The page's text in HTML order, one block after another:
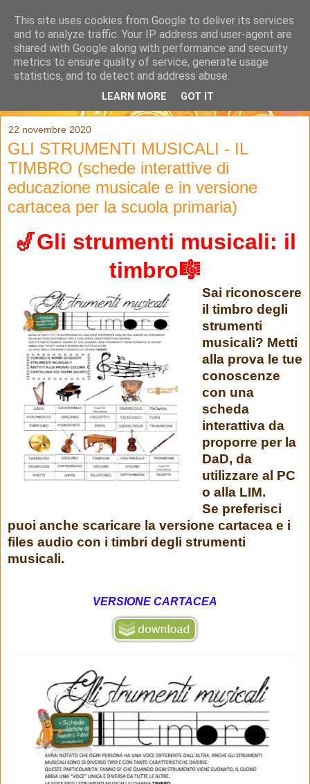
22 novembre 2020
GLI STRUMENTI MUSICALI - IL
TIMBRO (schede interattive di
educazione musicale e in versione
cartacea per la scuola primaria)
🎷Gli strumenti musicali: il
timbro🎼
Sai riconoscere
il timbro degli
strumenti
musicali? Metti
alla prova le tue
conoscenze
con una
scheda
interattiva da
proporre per la
DaD, da
utilizzare al PC
o alla LIM.
Se preferisci
puoi anche scaricare la versione cartacea e i
files audio con i timbri degli strumenti
musicali.
VERSIONE CARTACEA
This site uses cookies from Google to deliver its services
and to analyze traffic. Your IP address and user-agent are
shared with Google along with performance and security
metrics to ensure quality of service, generate usage
statistics, and to detect and address abuse.
LEARN MORE GOT IT